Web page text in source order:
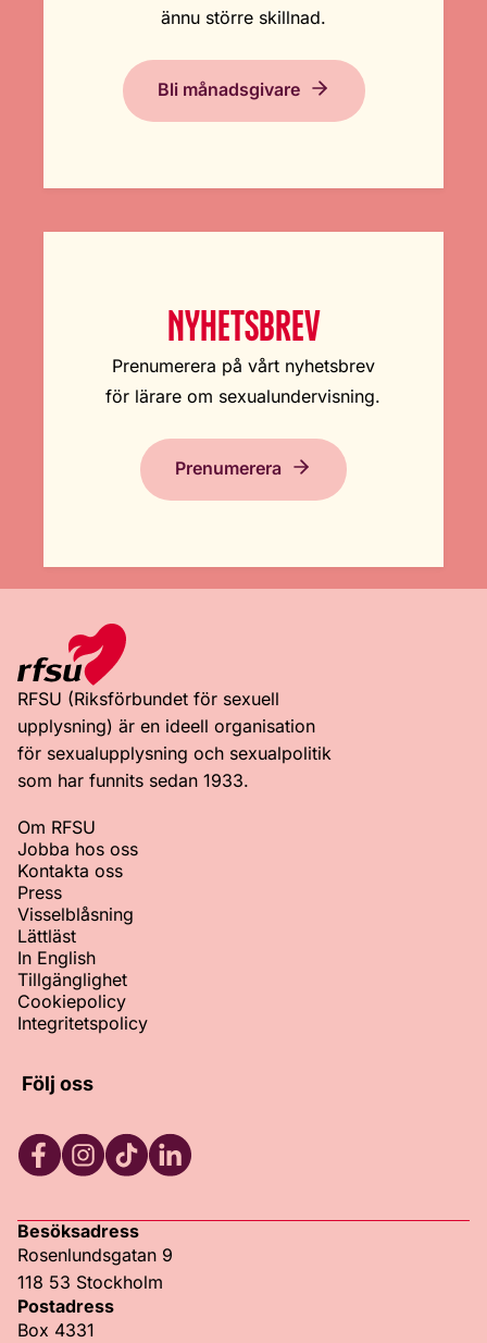
ännu större skillnad.
Bli månadsgivare
NYHETSBREV
Prenumerera på vårt nyhetsbrev
för lärare om sexualundervisning.
Prenumerera
RFSU (Riksförbundet för sexuell
upplysning) är en ideell organisation
för sexualupplysning och sexualpolitik
som har funnits sedan 1933.
Om RFSU
Jobba hos oss
Kontakta oss
Press
Visselblåsning
Lättläst
In English
Tillgänglighet
Cookiepolicy
Integritetspolicy
Följ oss
Besöksadress
Rosenlundsgatan 9
118 53 Stockholm
Postadress
Box 4331